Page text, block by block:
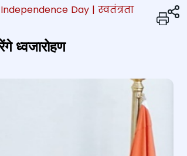
Day | स्वतंत्रता
ध्वजारोहण